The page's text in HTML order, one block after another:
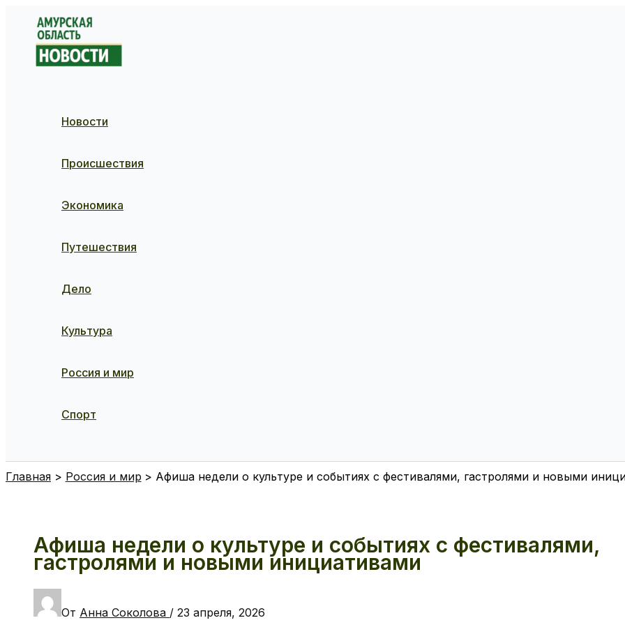
Перейти
содержимому
Новости
Происшествия
Экономика
Путешествия
Дело
Культура
Россия и мир
Спорт
Главная Россия и мир Афиша недели о культуре и событиях с фестивалями, гастролями и новыми
Афиша недели о культуре и событиях с фестивалями,
гастролями и новыми инициативами
От Анна Соколова / 23 апреля, 2026